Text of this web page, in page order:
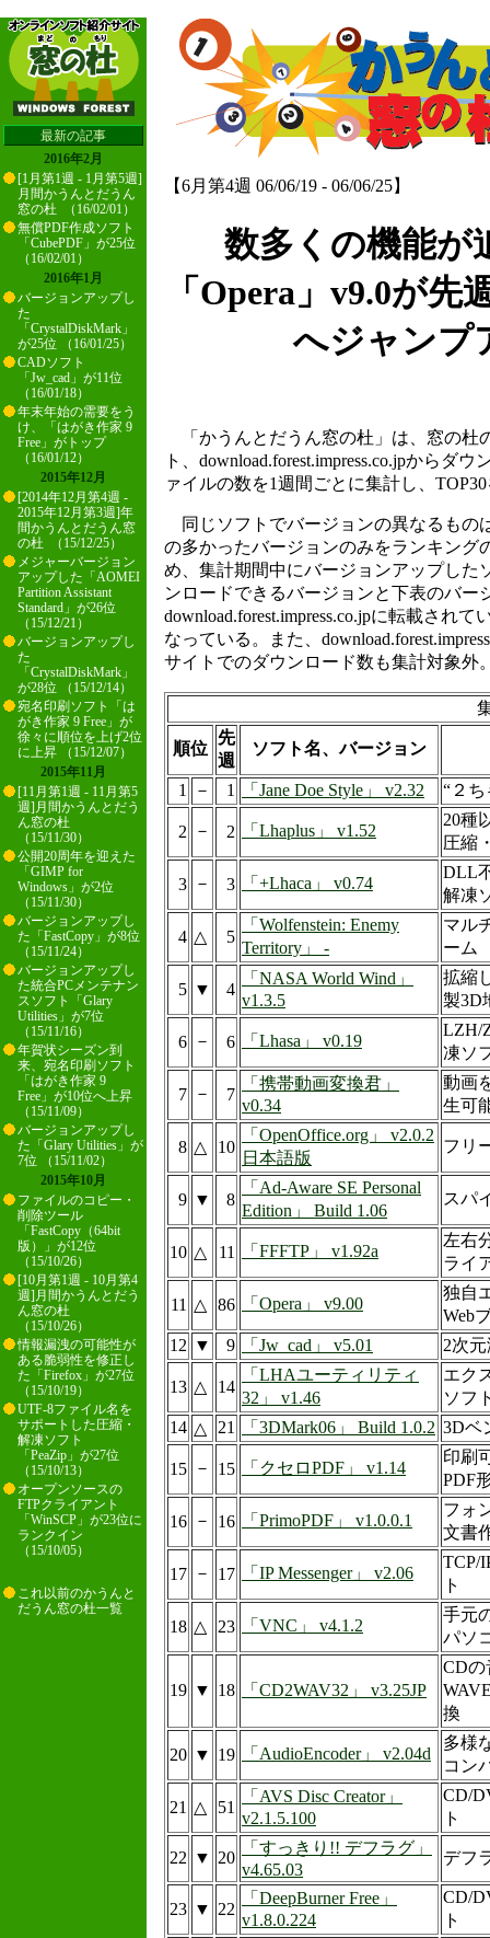
最新の記事
2016年2月
[1月第1週 - 1月第5週]
月間かうんとだうん
窓の杜 （16/02/01）
無償PDF作成ソフト
「CubePDF」が25位
（16/02/01）
2016年1月
バージョンアップし
た
「CrystalDiskMark」
が25位 （16/01/25）
CADソフト
「Jw_cad」が11位
（16/01/18）
年末年始の需要をう
け、「はがき作家 9
Free」がトップ
（16/01/12）
2015年12月
[2014年12月第4週 -
2015年12月第3週]年
間かうんとだうん窓
の杜 （15/12/25）
メジャーバージョン
アップした「AOMEI
Partition Assistant
Standard」が26位
（15/12/21）
バージョンアップし
た
「CrystalDiskMark」
が28位 （15/12/14）
宛名印刷ソフト「は
がき作家 9 Free」が
徐々に順位を上げ2位
に上昇 （15/12/07）
2015年11月
[11月第1週 - 11月第5
週]月間かうんとだう
ん窓の杜
（15/11/30）
公開20周年を迎えた
「GIMP for
Windows」が2位
（15/11/30）
バージョンアップし
た「FastCopy」が8位
（15/11/24）
バージョンアップし
た統合PCメンテナン
スソフト「Glary
Utilities」が7位
（15/11/16）
年賀状シーズン到
来、宛名印刷ソフト
「はがき作家 9
Free」が10位へ上昇
（15/11/09）
バージョンアップし
た「Glary Utilities」が
7位 （15/11/02）
2015年10月
ファイルのコピー・
削除ツール
「FastCopy（64bit
版）」が12位
（15/10/26）
[10月第1週 - 10月第4
週]月間かうんとだう
ん窓の杜
（15/10/26）
情報漏洩の可能性が
ある脆弱性を修正し
た「Firefox」が27位
（15/10/19）
UTF-8ファイル名を
サポートした圧縮・
解凍ソフト
「PeaZip」が27位
（15/10/13）
オープンソースの
FTPクライアント
「WinSCP」が23位に
ランクイン
（15/10/05）
これ以前のかうんと
だうん窓の杜一覧
【6月第4週 06/06/19 - 06/06/25】
数多くの機能が
「Opera」v9.0が先
へジャンプ
「かうんとだうん窓の杜」は、窓の杜
ト、download.forest.impress.co.jpからダ
ァイルの数を1週間ごとに集計し、
同じソフトでバージョンの異なるもの
の多かったバージョンのみをランキング
め、集計期間中にバージョンアップした
ンロードできるバージョンと下表のバー
download.forest.impress.co.jpに転載され
なっている。また、
サイトでのダウンロード数も集計対象外
順位
先
週
ソフト名、バージョン
1 － 1 「Jane Doe Style」 v2.32 “２
2 － 2 「Lhaplus」 v1.52
20種
圧縮
3 － 3 「+Lhaca」 v0.74
DLL
解凍
4 △ 5
「Wolfenstein: Enemy
Territory」 -
マル
ーム
5 ▼ 4
「NASA World Wind」
v1.3.5
拡縮
製3D
6 － 6 「Lhasa」 v0.19
LZH/
凍ソ
7 － 7
「携帯動画変換君」
v0.34
動画
生可
8 △ 10
「OpenOffice.org」 v2.0.2
日本語版
フリ
9 ▼ 8
「Ad-Aware SE Personal
Edition」 Build 1.06
スパ
10 △ 11 「FFFTP」 v1.92a
左右
ライ
11 △ 86 「Opera」 v9.00
独自
Web
12 ▼ 9 「Jw_cad」 v5.01 2次
13 △ 14
「LHAユーティリティ
32」 v1.46
エク
ソフ
14 △ 21 「3DMark06」 Build 1.0.2 3Dベ
15 － 15 「クセロPDF」 v1.14
印刷
PDF
16 － 16 「PrimoPDF」 v1.0.0.1
フォ
文書
17 － 17 「IP Messenger」 v2.06
TCP/
ト
18 △ 23 「VNC」 v4.1.2
手元
パソ
19 ▼ 18 「CD2WAV32」 v3.25JP
CDの
換
20 ▼ 19 「AudioEncoder」 v2.04d
多様
コン
21 △ 51
「AVS Disc Creator」
v2.1.5.100
CD/
ト
22 ▼ 20
「すっきり!! デフラグ」
v4.65.03
デフ
23 ▼ 22
「DeepBurner Free」
v1.8.0.224
CD/
ト